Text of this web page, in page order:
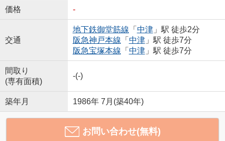
価格 -
交通
地下鉄御堂筋線 「 中津」駅 徒歩2分
阪急神戸本線 「 中津」駅 徒歩7分
阪急宝塚本線 「 中津」駅 徒歩7分
間取り
(専有面積)
-(-)
築年月 1986年 7月(築40年)
お問い合わせ(無料)